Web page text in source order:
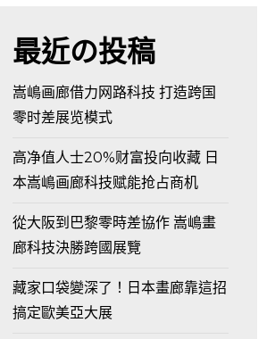
最近の投稿
嵩嶋画廊借力网路科技 打造跨国
零时差展览模式
高净值人士20%财富投向收藏 日
本嵩嶋画廊科技赋能抢占商机
從大阪到巴黎零時差協作 嵩嶋畫
廊科技決勝跨國展覽
藏家口袋變深了！日本畫廊靠這招
搞定歐美亞大展